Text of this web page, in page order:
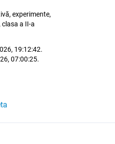
experimente,
a II-a
19:12:42.
07:00:25.